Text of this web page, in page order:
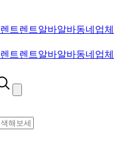
렌트렌트알바알바동네업체
렌트렌트알바알바동네업체